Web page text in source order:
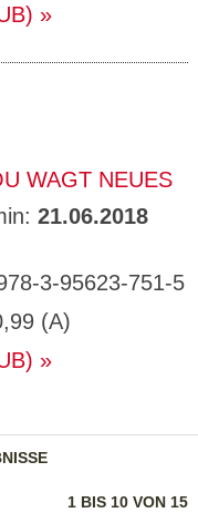
WAGT NEUES
21.06.2018
3-95623-751-5
(A)
1 BIS 10 VON 15